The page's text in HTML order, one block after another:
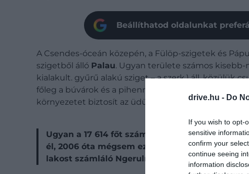
drive.hu - Do
If you wish to opt-
sensitive
confirm your
continue seeing
information
Beállíthatod oldalunkat
A Csendes-óceán közepén, a Fülöp-szigetek és
szigetből álló Palau. Ugyan területe számos
kialakult. gyűrű alakú sziget – a szerk.) áll, közülük
főleg a búvárok és a pihenni vágyók keresik fel,
környezetet biztosít az üdülésre.
Ugyan a 17 614 főt számláló ország
él, 2006 óta mégsem ez a település számít
lakost számláló Ngerulmud.